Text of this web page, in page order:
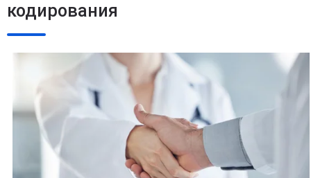
кодирования